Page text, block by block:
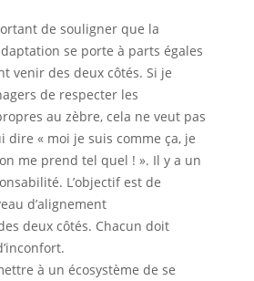
de souligner que la
se porte à parts égales
venir des deux côtés. Si je
de respecter les
au zèbre, cela ne veut pas
dire « moi je suis comme ça, je
me prend tel quel ! ». Il y a un
L’objectif est de
d’alignement
deux côtés. Chacun doit
à un écosystème de se